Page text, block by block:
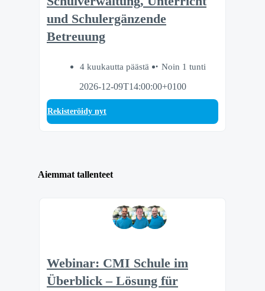
und Schulergänzende
Betreuung
4 kuukautta päästä
Noin 1 tunti
2026-12-09T14:00:00+0100
Rekisteröidy nyt
Aiemmat tallenteet
Webinar: CMI Schule im
Überblick – Lösung für